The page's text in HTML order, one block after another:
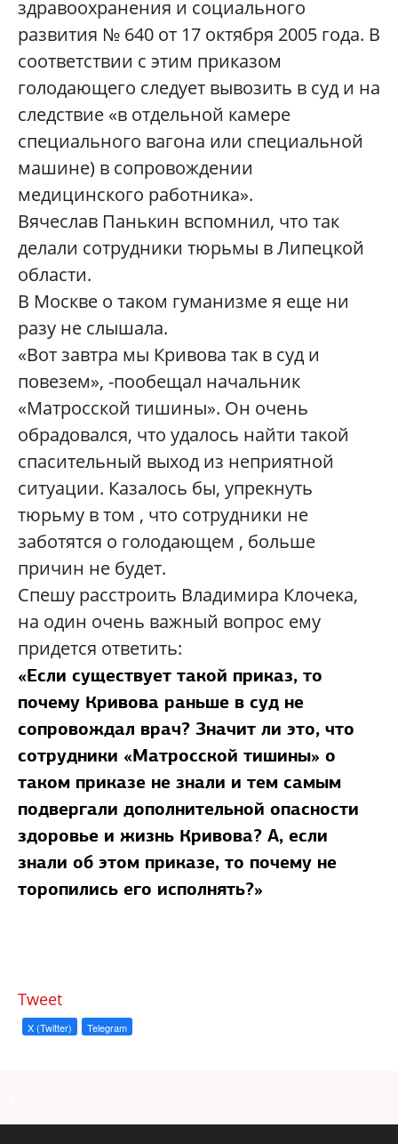
здравоохранения и социального
развития № 640 от 17 октября 2005 года. В
соответствии с этим приказом
голодающего следует вывозить в суд и на
следствие «в отдельной камере
специального вагона или специальной
машине) в сопровождении
медицинского работника».
Вячеслав Панькин вспомнил, что так
делали сотрудники тюрьмы в Липецкой
области.
В Москве о таком гуманизме я еще ни
разу не слышала.
«Вот завтра мы Кривова так в суд и
повезем», -пообещал начальник
«Матросской тишины». Он очень
обрадовался, что удалось найти такой
спасительный выход из неприятной
ситуации. Казалось бы, упрекнуть
тюрьму в том , что сотрудники не
заботятся о голодающем , больше
причин не будет.
Спешу расстроить Владимира Клочека,
на один очень важный вопрос ему
придется ответить:
«Если существует такой приказ, то
почему Кривова раньше в суд не
сопровождал врач? Значит ли это, что
сотрудники «Матросской тишины» о
таком приказе не знали и тем самым
подвергали дополнительной опасности
здоровье и жизнь Кривова? А, если
знали об этом приказе, то почему не
торопились его исполнять?»
Tweet
X (Twitter) Telegram